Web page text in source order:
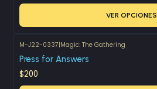
VER OPCIONES
M-J22-0337|Magic: The Gathering
Press for Answers
$200